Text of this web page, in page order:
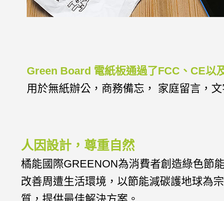
Green Board 電紙板通過了FCC、CE以
用於無紙辦公，商務備忘， 家庭留言，
人因設計，尊重自然
橘能國際GREENON為消費者創造綠色節
改善周遭生活環境，以節能減碳護地球為